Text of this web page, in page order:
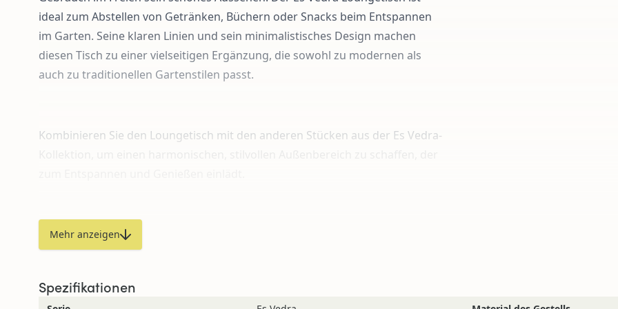
ideal zum Abstellen von Getränken, Büchern oder Snacks beim Entspannen
im Garten. Seine klaren Linien und sein minimalistisches Design machen
diesen Tisch zu einer vielseitigen Ergänzung, die sowohl zu modernen als
auch zu traditionellen Gartenstilen passt.
Kombinieren Sie den Loungetisch mit den anderen Stücken aus der Es Vedra-
Materialien und Pflege
Möchten Sie weitere Informationen über Teakholz und dessen Pflege
Mehr anzeigen
Spezifikationen